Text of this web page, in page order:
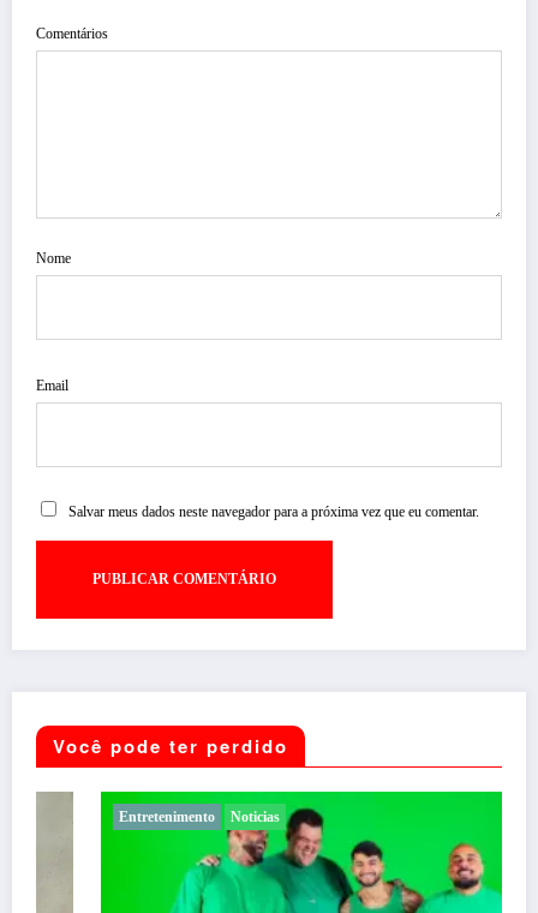
Comentários
Nome
Email
Salvar meus dados neste navegador para a próxima vez que eu comentar.
Você pode ter perdido
Entretenimento